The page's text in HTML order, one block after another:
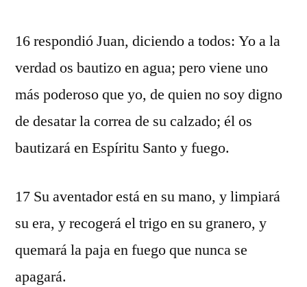
16 respondió Juan, diciendo a todos: Yo a la
verdad os bautizo en agua; pero viene uno
más poderoso que yo, de quien no soy digno
de desatar la correa de su calzado; él os
bautizará en Espíritu Santo y fuego.
17 Su aventador está en su mano, y limpiará
su era, y recogerá el trigo en su granero, y
quemará la paja en fuego que nunca se
apagará.